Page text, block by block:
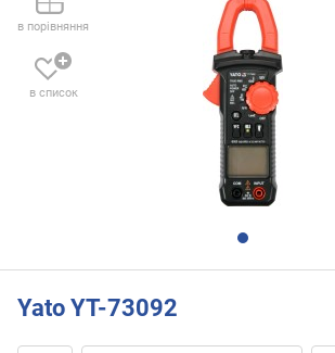
в порівняння
в список
Yato YT-73092